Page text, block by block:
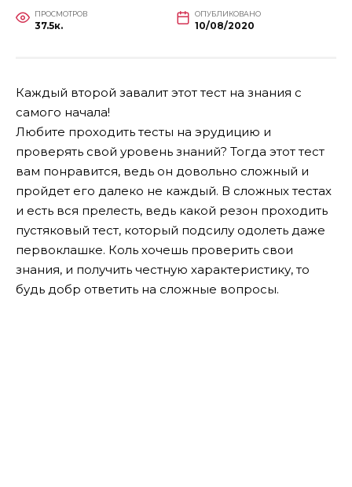
ПРОСМОТРОВ
37.5к.
ОПУБЛИКОВАНО
10/08/2020
Каждый второй завалит этот тест на знания с
самого начала!
Любите проходить тесты на эрудицию и
проверять свой уровень знаний? Тогда этот тест
вам понравится, ведь он довольно сложный и
пройдет его далеко не каждый. В сложных тестах
и есть вся прелесть, ведь какой резон проходить
пустяковый тест, который подсилу одолеть даже
первоклашке. Коль хочешь проверить свои
знания, и получить честную характеристику, то
будь добр ответить на сложные вопросы.